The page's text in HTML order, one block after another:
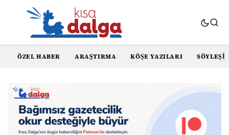
ÖZEL HABER ARAŞTIRMA KÖŞE YAZILARI SÖYLEŞI